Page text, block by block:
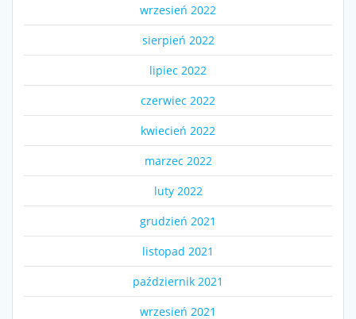
wrzesień 2022
sierpień 2022
lipiec 2022
czerwiec 2022
kwiecień 2022
marzec 2022
luty 2022
grudzień 2021
listopad 2021
październik 2021
wrzesień 2021